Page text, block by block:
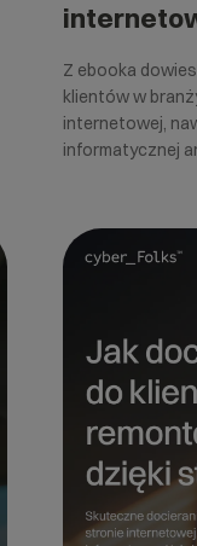
Z ebooka
klientów w
internetowej,
informatycznej